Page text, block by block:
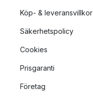
Köp- & leveransvillkor
Säkerhetspolicy
Cookies
Prisgaranti
Företag